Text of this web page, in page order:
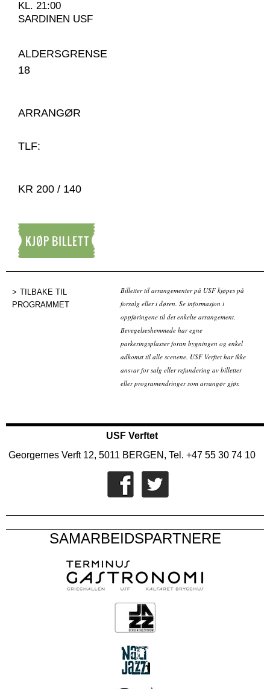
KL. 21:00
SARDINEN USF
ALDERSGRENSE
18
ARRANGØR
TLF:
KR 200 / 140
TILBAKE TIL
PROGRAMMET
Billetter til arrangementer på USF kjøpes på
forsalg eller i døren. Se informasjon i
oppføringene til det enkelte arrangement.
Bevegelseshemmede har egne
parkeringsplasser foran bygningen og enkel
adkomst til alle scenene. USF Verftet har ikke
ansvar for salg eller refundering av billetter
eller programendringer som arrangør gjør.
USF Verftet
Georgernes Verft 12, 5011 BERGEN, Tel. +47 55 30 74 10
SAMARBEIDSPARTNERE